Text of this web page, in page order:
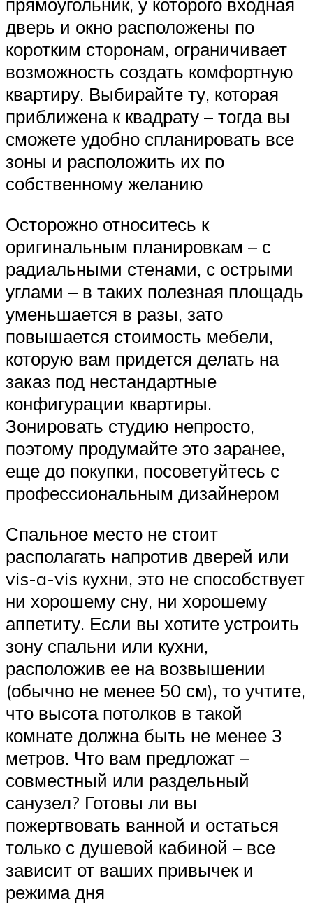
дверь и окно расположены по
коротким сторонам, ограничивает
возможность создать комфортную
квартиру. Выбирайте ту, которая
приближена к квадрату – тогда вы
сможете удобно спланировать все
зоны и расположить их по
собственному желанию
Осторожно относитесь к
оригинальным планировкам – с
радиальными стенами, с острыми
углами – в таких полезная площадь
уменьшается в разы, зато
повышается стоимость мебели,
которую вам придется делать на
заказ под нестандартные
конфигурации квартиры.
Зонировать студию непросто,
поэтому продумайте это заранее,
еще до покупки, посоветуйтесь с
профессиональным дизайнером
Спальное место не стоит
располагать напротив дверей или
vis-a-vis кухни, это не способствует
ни хорошему сну, ни хорошему
аппетиту. Если вы хотите устроить
зону спальни или кухни,
расположив ее на возвышении
(обычно не менее 50 см), то учтите,
что высота потолков в такой
комнате должна быть не менее 3
метров. Что вам предложат –
совместный или раздельный
санузел? Готовы ли вы
пожертвовать ванной и остаться
только с душевой кабиной – все
зависит от ваших привычек и
режима дня